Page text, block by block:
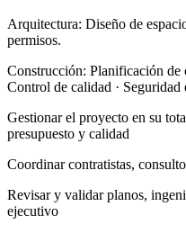
Arquitectura: Diseño de
permisos.
Construcción: Planificación de
Control de calidad · Seguridad
Gestionar el proyecto en su
presupuesto y calidad
Coordinar contratistas,
Revisar y validar planos,
ejecutivo